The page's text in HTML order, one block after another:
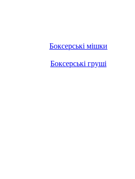
Боксерські мішки
Боксерські груші